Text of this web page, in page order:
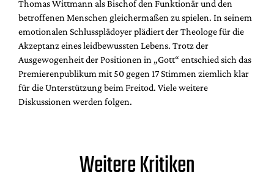
Thomas Wittmann als Bischof den Funktionär und den
betroffenen Menschen gleichermaßen zu spielen. In seinem
emotionalen Schlussplädoyer plädiert der Theologe für die
Akzeptanz eines leidbewussten Lebens. Trotz der
Ausgewogenheit der Positionen in „Gott“ entschied sich das
Premierenpublikum mit 50 gegen 17 Stimmen ziemlich klar
für die Unterstützung beim Freitod. Viele weitere
Diskussionen werden folgen.
Weitere Kritiken